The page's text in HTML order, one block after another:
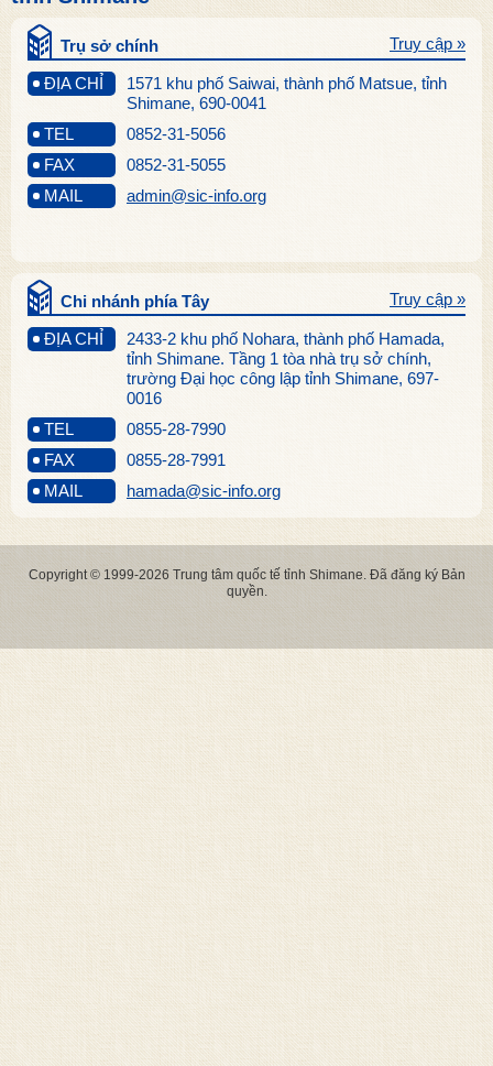
Trụ sở chính
ĐỊA CHỈ
1571 khu phố Saiwai, thành phố Matsue, tỉnh
Shimane, 690-0041
Truy cập »
TEL
0852-31-5056
FAX
0852-31-5055
MAIL
admin@sic-info.org
Chi nhánh phía Tây
ĐỊA CHỈ
2433-2 khu phố Nohara, thành phố Hamada,
tỉnh Shimane. Tầng 1 tòa nhà trụ sở chính,
trường Đại học công lập tỉnh Shimane, 697-
0016
Truy cập »
TEL
0855-28-7990
FAX
0855-28-7991
MAIL
hamada@sic-info.org
Copyright © 1999-2026 Trung tâm quốc tế tỉnh Shimane. Đã đăng ký Bản
quyền.